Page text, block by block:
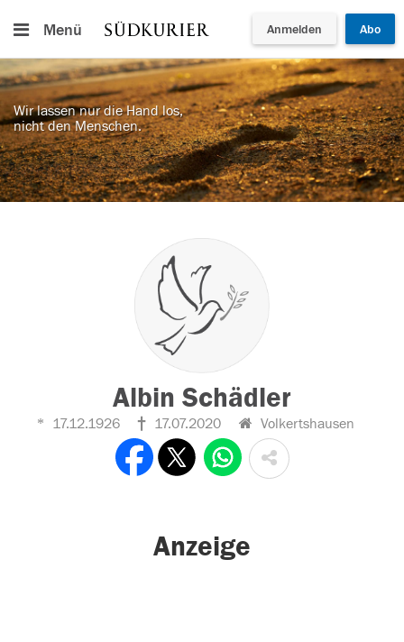
Menü Anmelden Abo
Wir lassen nur die Hand los,
nicht den Menschen.
Albin Schädler
17.12.1926 17.07.2020 Volkertshausen
Anzeige